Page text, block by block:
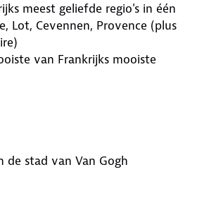
meest geliefde regio's in één
Lot, Cevennen, Provence (plus
van Frankrijks mooiste
de stad van Van Gogh